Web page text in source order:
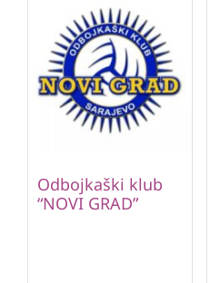
Odbojkaški klub
“NOVI GRAD”